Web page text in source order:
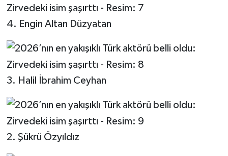
4. Engin Altan Düzyatan
3. Halil İbrahim Ceyhan
2. Şükrü Özyıldız